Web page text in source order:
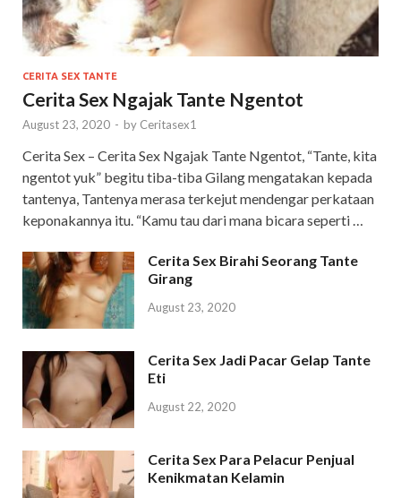
CERITA SEX TANTE
Cerita Sex Ngajak Tante Ngentot
August 23, 2020 - by Ceritasex1
Cerita Sex – Cerita Sex Ngajak Tante Ngentot, “Tante, kita
ngentot yuk” begitu tiba-tiba Gilang mengatakan kepada
tantenya, Tantenya merasa terkejut mendengar perkataan
keponakannya itu. “Kamu tau dari mana bicara seperti …
Cerita Sex Birahi Seorang Tante
Girang
August 23, 2020
Cerita Sex Jadi Pacar Gelap Tante
Eti
August 22, 2020
Cerita Sex Para Pelacur Penjual
Kenikmatan Kelamin